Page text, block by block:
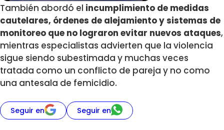
También abordó el incumplimiento de medidas
cautelares, órdenes de alejamiento y sistemas de
monitoreo que no lograron evitar nuevos ataques,
mientras especialistas advierten que la violencia
sigue siendo subestimada y muchas veces
tratada como un conflicto de pareja y no como
una antesala de femicidio.
Seguir en Seguir en